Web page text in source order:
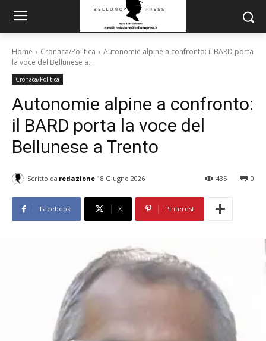
Home Cronaca/Politica
Autonomie alpine a confronto: il BARD porta
la voce del Bellunese a...
Cronaca/Politica
Autonomie alpine a confronto:
il BARD porta la voce del
Bellunese a Trento
Scritto da redazione 18 Giugno 2026 0
435
Facebook X Pinterest